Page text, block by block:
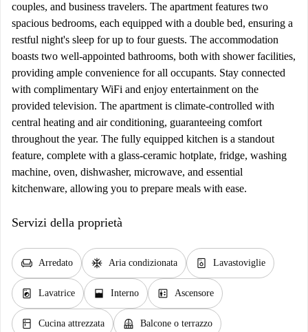
couples, and business travelers. The apartment features two
spacious bedrooms, each equipped with a double bed, ensuring a
restful night's sleep for up to four guests. The accommodation
boasts two well-appointed bathrooms, both with shower facilities,
providing ample convenience for all occupants. Stay connected
with complimentary WiFi and enjoy entertainment on the
provided television. The apartment is climate-controlled with
central heating and air conditioning, guaranteeing comfort
throughout the year. The fully equipped kitchen is a standout
feature, complete with a glass-ceramic hotplate, fridge, washing
machine, oven, dishwasher, microwave, and essential
kitchenware, allowing you to prepare meals with ease.
Servizi della proprietà
chair Arredato ac_unit Aria condizionata dishwasher_gen Lavastoviglie
local_laundry_service Lavatrice window_open Interno elevator Ascensore
kitchen Cucina attrezzata balcony Balcone o terrazzo